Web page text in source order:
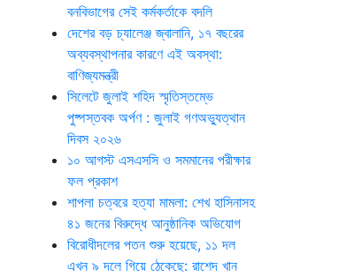
বনবিভাগের সেই কর্মকর্তাকে বদলি
দেশের বড় চ্যালেঞ্জ জ্বালানি, ১৭ বছরের
অব্যবস্থাপনার কারণে এই অবস্থা:
বাণিজ্যমন্ত্রী
সিলেটে জুলাই শহিদ স্মৃতিস্তম্ভে
পুষ্পস্তবক অর্পণ : জুলাই গণঅভ্যুত্থান
দিবস ২০২৬
১০ আগস্ট এসএসসি ও সমমানের পরীক্ষার
ফল প্রকাশ
শাপলা চত্বরে হত্যা মামলা: শেখ হাসিনাসহ
৪১ জনের বিরুদ্ধে আনুষ্ঠানিক অভিযোগ
বিরোধীদলের পতন শুরু হয়েছে, ১১ দল
এখন ৯ দলে গিয়ে ঠেকেছে: রাশেদ খান